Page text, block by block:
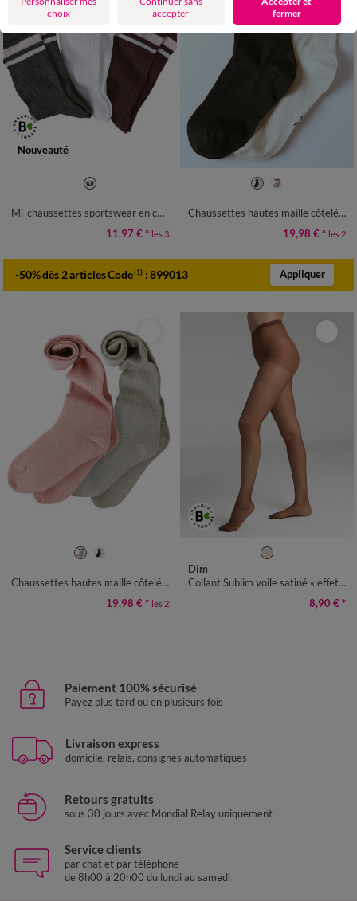
Nouveauté
35/38 39/42
Mi-chaussettes sportswear en côtes et rayures - lot de 3 paires
11,97 € * les 3
35/38 39/42
Chaussettes hautes maille côtelée - lot de 2 paires
19,98 € * les 2
-50% dès 2 articles Code(1) :899013 Appliquer
35/38 39/42
Chaussettes hautes maille côtelée - lot de 2 paires
19,98 € * les 2
4
Dim
Collant Sublim voile satiné « effet peau bronzée »
8,90 € *
Paiement 100% sécurisé
Payez plus tard ou en plusieurs fois
Livraison express
domicile, relais, consignes automatiques
Retours gratuits
sous 30 jours avec Mondial Relay uniquement
Service clients
par chat et par téléphone
de 8h00 à 20h00 du lundi au samedi
choix
accepter
fermer